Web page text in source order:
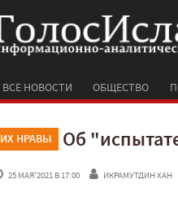
ВСЕ НОВОСТИ ОБЩЕСТВО
ИХ НРАВЫ Об
25 МАЯ'2021 В 17:00 ИКРАМУТДИН ХАН